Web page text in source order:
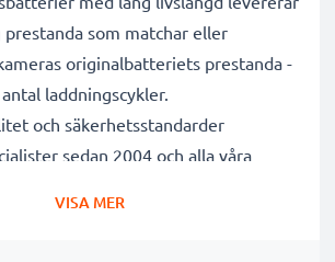
som matchar eller
originalbatteriets prestanda -
laddningscykler.
och säkerhetsstandarder
sedan 2004 och alla våra
VISA MER